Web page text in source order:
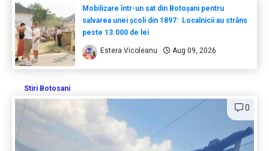
Mobilizare într-un sat din Botoșani pentru
salvarea unei școli din 1897: Localnicii au strâns
peste 13.000 de lei
Estera Vicoleanu Aug 09, 2026
Stiri Botosani
0